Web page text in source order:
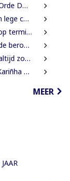
van CCJ
resultaat
Rotterdam
MEER